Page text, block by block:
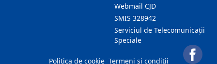
Webmail CJD
SMIS 328942
Serviciul de Telecomunicații
Speciale
Politica de cookie Termeni și condiții